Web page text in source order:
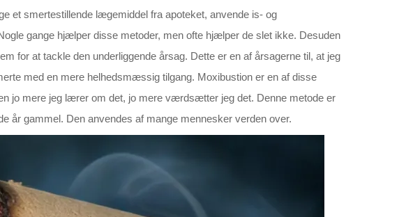
et smertestillende lægemiddel fra apoteket, anvende is- og
gange hjælper disse metoder, men ofte hjælper de slet ikke. Desuden
for at tackle den underliggende årsag. Dette er en af årsagerne til, at jeg
med en mere helhedsmæssig tilgang. Moxibustion er en af disse
jo mere jeg lærer om det, jo mere værdsætter jeg det. Denne metode er
år gammel. Den anvendes af mange mennesker verden over.